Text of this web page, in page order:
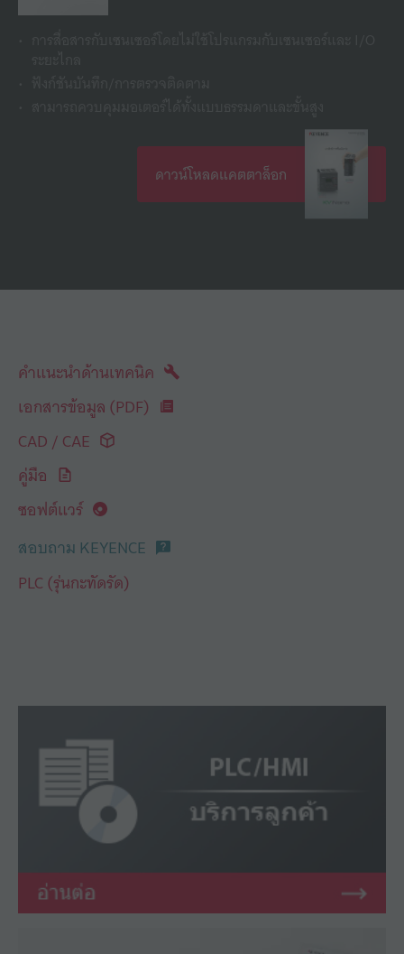
ดาวน์โหลดแคตตาล็อก
คำแนะนำด้านเทคนิค
เอกสารข้อมูล (PDF)
CAD / CAE
คู่มือ
ซอฟต์แวร์
สอบถาม KEYENCE
PLC (รุ่นกะทัดรัด)